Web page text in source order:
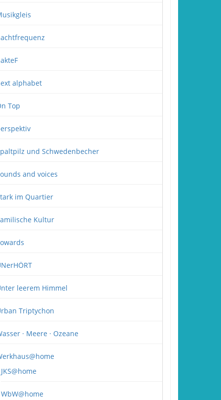
alphabet
Top
und Schwedenbecher
and voices
im Quartier
Kultur
leerem Himmel
Triptychon
· Meere · Ozeane
JKS@home
WbW@home